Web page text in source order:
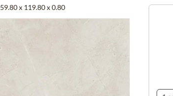
59.80 x 119.80 x 0.80